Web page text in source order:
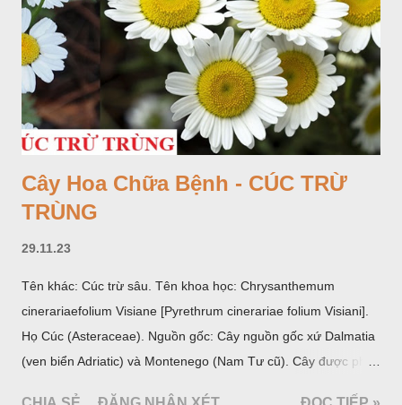
Cây Hoa Chữa Bệnh - CÚC TRỪ
TRÙNG
29.11.23
Tên khác: Cúc trừ sâu. Tên khoa học: Chrysanthemum
cinerariaefolium Visiane [Pyrethrum cinerariae folium Visiani].
Họ Cúc (Asteraceae). Nguồn gốc: Cây nguồn gốc xứ Dalmatia
(ven biển Adriatic) và Montenego (Nam Tư cũ). Cây được phân